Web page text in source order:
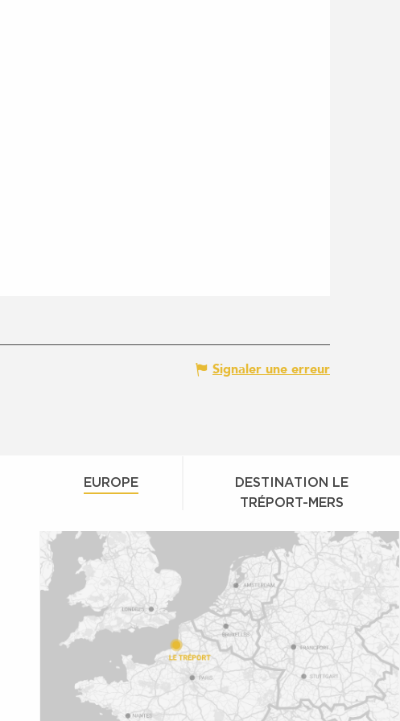
Signaler une erreur
EUROPE
DESTINATION LE
TRÉPORT-MERS